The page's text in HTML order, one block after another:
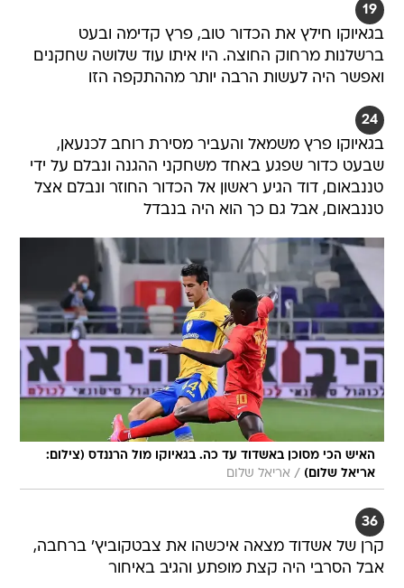
19
בגאיוקו חילץ את הכדור טוב, פרץ קדימה ובעט
ברשלנות מרחוק החוצה. היו איתו עוד שלושה שחקנים
ואפשר היה לעשות הרבה יותר מההתקפה הזו
24
בגאיוקו פרץ משמאל והעביר מסירת רוחב לכנעאן,
שבעט כדור שפגע באחד משחקני ההגנה ונבלם על ידי
טננבאום, דוד הגיע ראשון אל הכדור החוזר ונבלם אצל
טננבאום, אבל גם כך הוא היה בנבדל
האיש הכי מסוכן באשדוד עד כה. בגאיוקו מול הרננדס (צילום:
אריאל שלום) / אריאל שלום
36
קרן של אשדוד מצאה איכשהו את צבטקוביץ' ברחבה,
אבל הסרבי היה קצת מופתע והגיב באיחור